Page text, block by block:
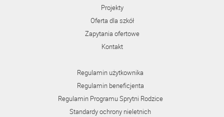
Projekty
Oferta dla szkół
Zapytania ofertowe
Kontakt
Regulamin użytkownika
Regulamin beneficjenta
Regulamin Programu Sprytni Rodzice
Standardy ochrony nieletnich